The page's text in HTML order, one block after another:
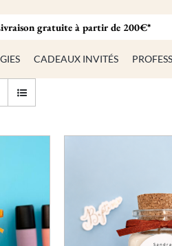
gratuite à partir de 200€*
CADEAUX INVITÉS